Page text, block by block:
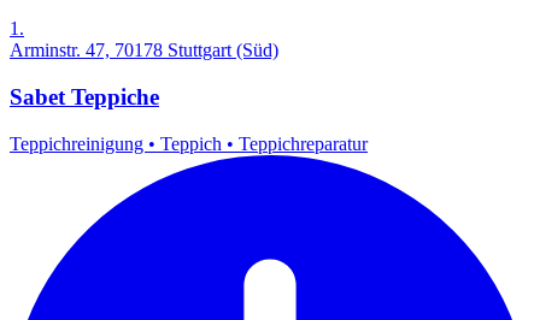
1.
Arminstr. 47, 70178 Stuttgart (Süd)
Sabet Teppiche
Teppichreinigung • Teppich • Teppichreparatur